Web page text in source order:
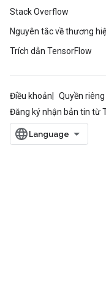
Stack Overflow
Nguyên tắc về thương
Trích dẫn TensorFlow
Điều khoản Quyền
Đăng ký nhận bản tin từ